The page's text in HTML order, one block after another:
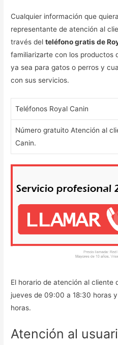
Cualquier información que
representante de atención al
través delteléfono gratis de
familiarizarte con los productos
ya sea para gatos o perros y
con sus servicios.
Teléfonos Royal Canin
Número gratuito Atención al
Canin.
El horario de atención al cliente
jueves de 09:00 a 18:30 horas
horas.
Atención al